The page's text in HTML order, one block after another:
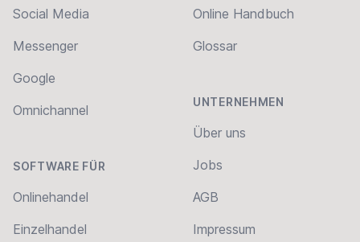
Social Media
Messenger
Google
Omnichannel
SOFTWARE FÜR
Onlinehandel
Einzelhandel
Online Handbuch
Glossar
UNTERNEHMEN
Über uns
Jobs
AGB
Impressum